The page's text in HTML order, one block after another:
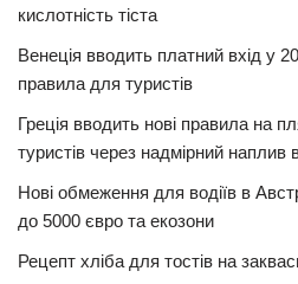
кислотність тіста
Венеція вводить платний вхід у
правила для туристів
Греція вводить нові правила на
туристів через надмірний наплив
Нові обмеження для водіїв в
до 5000 євро та екозони
Рецепт хліба для тостів на